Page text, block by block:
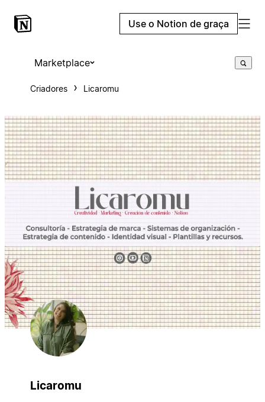
Use o Notion de graça
Marketplace
Criadores Licaromu
Licaromu